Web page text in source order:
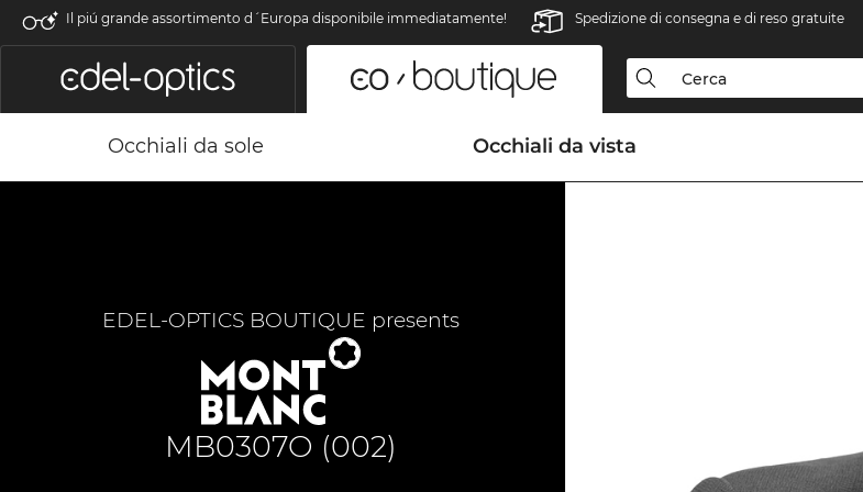
Il piú grande assortimento d´Europa disponibile immediatamente! Spedizione di consegna e di reso gratuite
Occhiali da sole Occhiali da vista
MB0307O (002)
EDEL-OPTICS BOUTIQUE presents